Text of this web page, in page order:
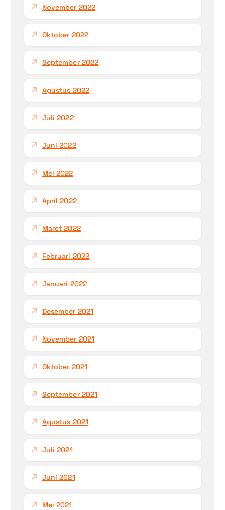
November 2022
Oktober 2022
September 2022
Agustus 2022
Juli 2022
Juni 2022
Mei 2022
April 2022
Maret 2022
Februari 2022
Januari 2022
Desember 2021
November 2021
Oktober 2021
September 2021
Agustus 2021
Juli 2021
Juni 2021
Mei 2021